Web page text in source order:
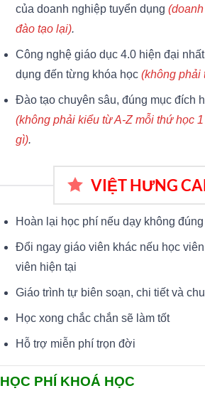
của doanh nghiệp tuyển dụng
đào tạo lại).
Công nghệ giáo dục 4.0 hiện đại
dụng đến từng khóa học (không phải
Đào tạo chuyên sâu, đúng mục đích
(không phải kiểu từ A-Z mỗi thứ học
gì).
VIỆT HƯNG
Hoàn lại học phí nếu dạy không
Đổi ngay giáo viên khác nếu học
viên hiện tại
Giáo trình tự biên soạn, chi tiết và
Học xong chắc chắn sẽ làm tốt
Hỗ trợ miễn phí trọn đời
HỌC PHÍ KHOÁ HỌC